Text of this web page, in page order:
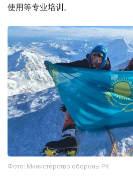
使用等专业培训。
Фото: Министерство обороны РК